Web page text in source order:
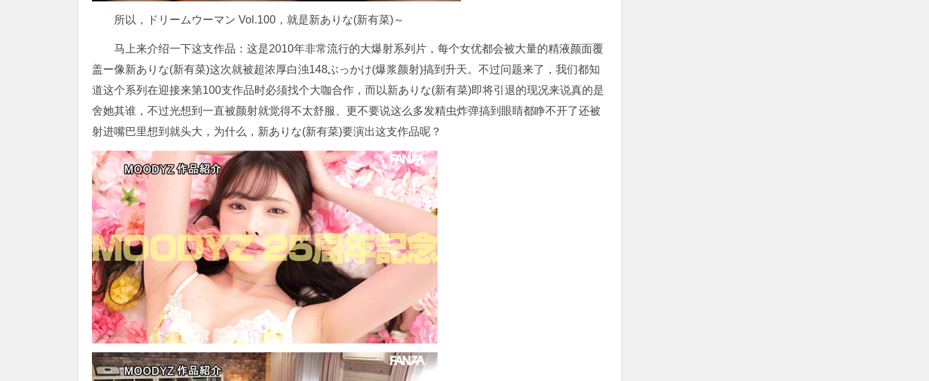
所以，ドリームウーマン Vol.100，就是新ありな(新有菜)～
马上来介绍一下这支作品：这是2010年非常流行的大爆射系列片，每个女优都会被大量的精液颜面覆
盖ー像新ありな(新有菜)这次就被超浓厚白浊148ぶっかけ(爆浆颜射)搞到升天。不过问题来了，我们都知
道这个系列在迎接来第100支作品时必须找个大咖合作，而以新ありな(新有菜)即将引退的现况来说真的是
舍她其谁，不过光想到一直被颜射就觉得不太舒服、更不要说这么多发精虫炸弹搞到眼睛都睁不开了还被
射进嘴巴里想到就头大，为什么，新ありな(新有菜)要演出这支作品呢？